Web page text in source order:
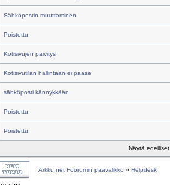
Sähköpostin muuttaminen
Poistettu
Kotisivujen päivitys
Kotisivutilan hallintaan ei pääse
sähköposti kännykkään
Poistettu
Poistettu
Näytä
Arkku.net Foorumin päävalikko » Helpdesk